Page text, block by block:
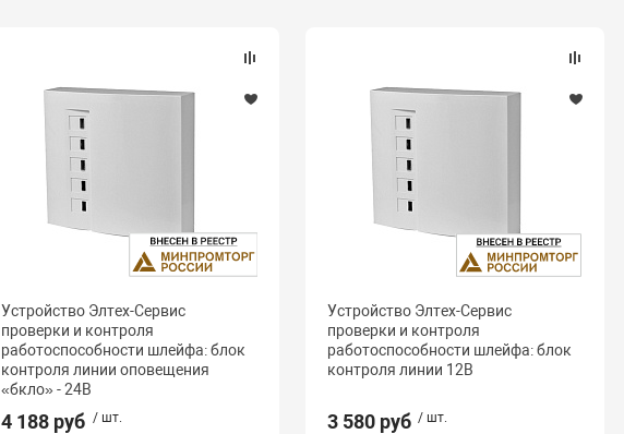
Устройство Элтех-Сервис
проверки и контроля
работоспособности шлейфа: блок
контроля линии оповещения
«бкло» - 24В
4 188 руб / шт.
Устройство Элтех-Сервис
проверки и контроля
работоспособности шлейфа: блок
контроля линии 12В
3 580 руб / шт.